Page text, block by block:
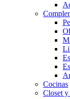
Cocinas
Closet